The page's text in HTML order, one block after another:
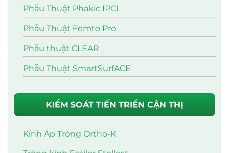
Phẫu Thuật Phakic IPCL
Phẫu Thuật Femto Pro
Phẫu thuật CLEAR
Phẫu Thuật SmartSurfACE
KIỂM SOÁT TIẾN TRIỂN CẬN THỊ
Kính Áp Tròng Ortho-K